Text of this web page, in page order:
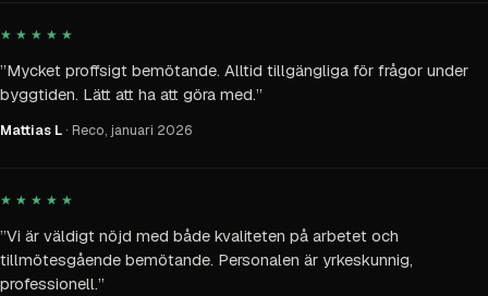
★★★★★
”Mycket proffsigt bemötande. Alltid tillgängliga för frågor under
byggtiden. Lätt att ha att göra med.”
Mattias L · Reco, januari 2026
★★★★★
”Vi är väldigt nöjd med både kvaliteten på arbetet och
tillmötesgående bemötande. Personalen är yrkeskunnig,
professionell.”